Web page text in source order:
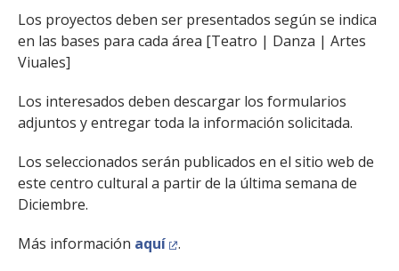
Los proyectos deben ser presentados según se indica
en las bases para cada área [Teatro | Danza | Artes
Viuales]
Los interesados deben descargar los formularios
adjuntos y entregar toda la información solicitada.
Los seleccionados serán publicados en el sitio web de
este centro cultural a partir de la última semana de
Diciembre.
Más información aquí .